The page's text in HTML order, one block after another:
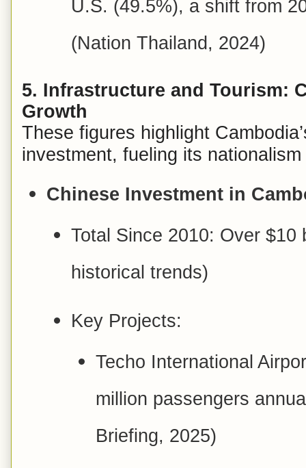
U.S. (49.5%), a shift from
(Nation Thailand, 2024)
5. Infrastructure and Tourism:
Growth
These figures highlight
investment, fueling its
Chinese Investment in
Total Since 2010: Over $10
historical trends)
Key Projects:
Techo International
million passengers
Briefing, 2025)